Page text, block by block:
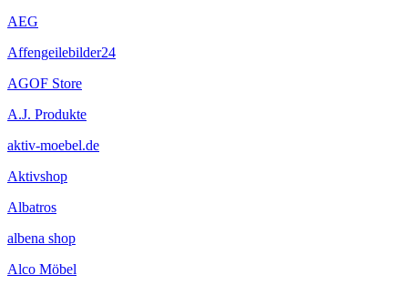
AEG
Affengeilebilder24
AGOF Store
A.J. Produkte
aktiv-moebel.de
Aktivshop
Albatros
albena shop
Alco Möbel